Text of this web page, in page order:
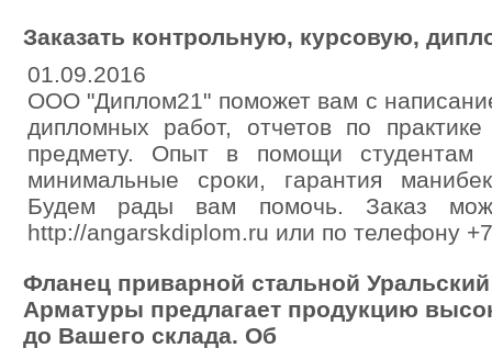
Заказать контрольную, курсовую,
01.09.2016
ООО "Диплом21" поможет вам с
дипломных работ, отчетов по
предмету. Опыт в помощи
минимальные сроки, гарантия
Будем рады вам помочь. Заказ
http://angarskdiplom.ru или по телефону
Фланец приварной стальной
Арматуры предлагает продукцию
до Вашего склада. Об